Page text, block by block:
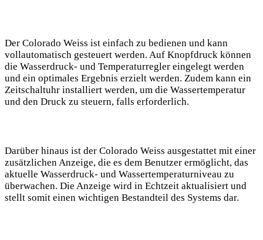
Der Colorado Weiss ist einfach zu bedienen und kann
vollautomatisch gesteuert werden. Auf Knopfdruck können
die Wasserdruck- und Temperaturregler eingelegt werden
und ein optimales Ergebnis erzielt werden. Zudem kann ein
Zeitschaltuhr installiert werden, um die Wassertemperatur
und den Druck zu steuern, falls erforderlich.
Darüber hinaus ist der Colorado Weiss ausgestattet mit einer
zusätzlichen Anzeige, die es dem Benutzer ermöglicht, das
aktuelle Wasserdruck- und Wassertemperaturniveau zu
überwachen. Die Anzeige wird in Echtzeit aktualisiert und
stellt somit einen wichtigen Bestandteil des Systems dar.